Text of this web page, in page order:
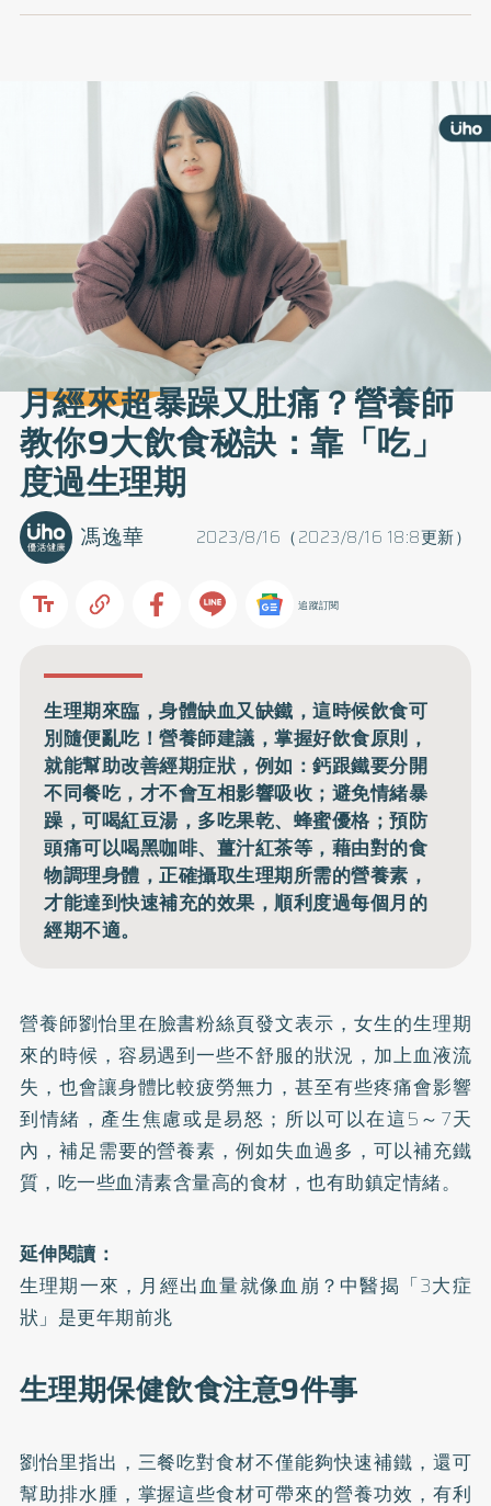
月經來超暴躁又肚痛？營養師
教你9大飲食秘訣：靠「吃」
度過生理期
2023/8/16（2023/8/16 18:8更新）
馮逸華
追蹤訂閱
生理期來臨，身體缺血又缺鐵，這時候飲食可
別隨便亂吃！營養師建議，掌握好飲食原則，
就能幫助改善經期症狀，例如：鈣跟鐵要分開
不同餐吃，才不會互相影響吸收；避免情緒暴
躁，可喝紅豆湯，多吃果乾、蜂蜜優格；預防
頭痛可以喝黑咖啡、薑汁紅茶等，藉由對的食
物調理身體，正確攝取生理期所需的營養素，
才能達到快速補充的效果，順利度過每個月的
經期不適。
營養師劉怡里在臉書粉絲頁發文表示，女生的生理期
來的時候，容易遇到一些不舒服的狀況，加上血液流
失，也會讓身體比較疲勞無力，甚至有些疼痛會影響
到情緒，產生焦慮或是易怒；所以可以在這5～7天
內，補足需要的營養素，例如失血過多，可以補充鐵
質，吃一些血清素含量高的食材，也有助鎮定情緒。
延伸閱讀：
生理期一來，月經出血量就像血崩？中醫揭「3大症
狀」是更年期前兆
生理期保健飲食注意9件事
劉怡里指出，三餐吃對食材不僅能夠快速補鐵，還可
幫助排水腫，掌握這些食材可帶來的營養功效，有利